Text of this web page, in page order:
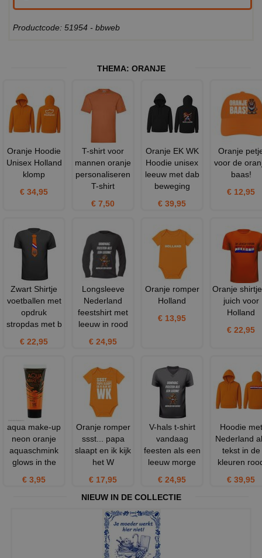
Productcode: 51954 - bbweb
THEMA: ORANJE
Oranje Hoodie
Unisex Holland
klomp
€ 34,95
T-shirt voor
mannen oranje
personaliseren
T-shirt
€ 7,50
Oranje EK WK
Hoodie unisex
leeuw met dab
beweging
€ 39,95
Oranje
voor de
baas!
€ 12,95
Zwart Shirtje
voetballen met
opdruk
stropdas met b
€ 22,95
Longsleeve
Nederland
feestshirt met
leeuw in rood
€ 24,95
Oranje romper
Holland
€ 13,95
Oranje
juich voor
Holland
€ 22,95
aqua make-up
neon oranje
aquaschmink
glows in the
€ 3,95
Oranje romper
ssst... papa
slaapt en ik kijk
het W
€ 17,95
V-hals t-shirt
vandaag
feesten als een
leeuw morge
€ 24,95
Hoodie met
Nederland
tekst in de
kleuren
€ 39,95
NIEUW IN DE COLLECTIE